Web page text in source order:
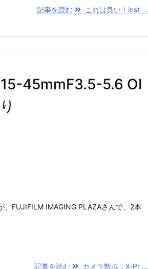
記事を読む これは良い！inst ...
45mmF3.5-5.6 OI
、FUJIFILM IMAGING PLAZAさんで、2本
記事を読む カメラ散歩：X-Pr ...